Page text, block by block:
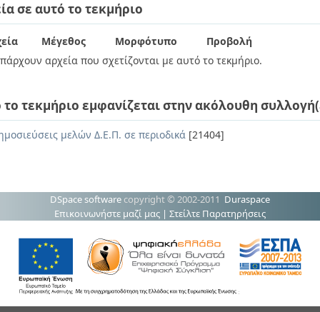
σε αυτό το τεκμήριο
Μέγεθος Μορφότυπο
Προβολή
αρχεία που σχετίζονται με αυτό το τεκμήριο.
το τεκμήριο εμφανίζεται στην ακόλουθη
μελών Δ.Ε.Π. σε περιοδικά [21404]
DSpace software copyright © 2002-2011 Duraspace
Επικοινωνήστε μαζί μας | Στείλτε Παρατηρήσεις